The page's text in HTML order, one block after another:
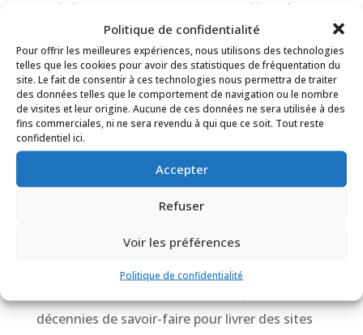
Politique de confidentialité
Pour offrir les meilleures expériences, nous utilisons des technologies
telles que les cookies pour avoir des statistiques de fréquentation du
site. Le fait de consentir à ces technologies nous permettra de traiter
des données telles que le comportement de navigation ou le nombre
de visites et leur origine. Aucune de ces données ne sera utilisée à des
fins commerciales, ni ne sera revendu à qui que ce soit. Tout reste
confidentiel ici.
Accepter
Refuser
Voir les préférences
Politique de confidentialité
sur le long terme, nous proposons bien sûr un
suivi technique attentif via un contrat de
maintenance d’un an, renouvelable selon
vos besoins. Cette solution flexible vous
assure une plateforme toujours à jour, rapide
et protégée, gérée par des experts qui
connaissent l’historique de votre dossier sur le
bout des doigts.
de Marseille : La maîtrise technologique au service de
développeurs WordPress dans le 7ème
décennies de savoir-faire pour livrer des sites